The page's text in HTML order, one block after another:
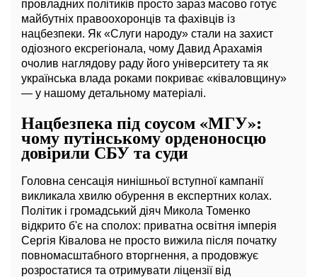
провладних політиків просто зараз масово готує
майбутніх правоохоронців та фахівців із
нацбезпеки. Як «Слуги народу» стали на захист
одіозного ексрегіонала, чому Давид Арахамія
очолив наглядову раду його університету та як
українська влада роками покриває «ківаловщину»
— у нашому детальному матеріалі.
Нацбезпека під соусом «МГУ»:
чому путінському орденоносцю
довірили СБУ та суди
Головна сенсація нинішньої вступної кампанії
викликала хвилю обурення в експертних колах.
Політик і громадський діяч Микола Томенко
відкрито б'є на сполох: приватна освітня імперія
Сергія Ківалова не просто вижила після початку
повномасштабного вторгнення, а продовжує
розростатися та отримувати ліцензії від